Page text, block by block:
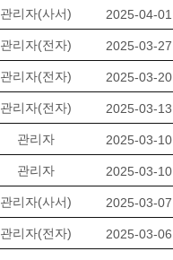
관리자(사서) 2025-04-01
관리자(전자) 2025-03-27
관리자(전자) 2025-03-20
관리자(전자) 2025-03-13
관리자 2025-03-10
관리자 2025-03-10
관리자(사서) 2025-03-07
관리자(전자) 2025-03-06